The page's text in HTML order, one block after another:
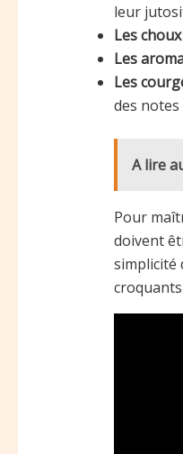
leur
Les choux
Les
Les
des
A lire
Pour
doivent
simplicité